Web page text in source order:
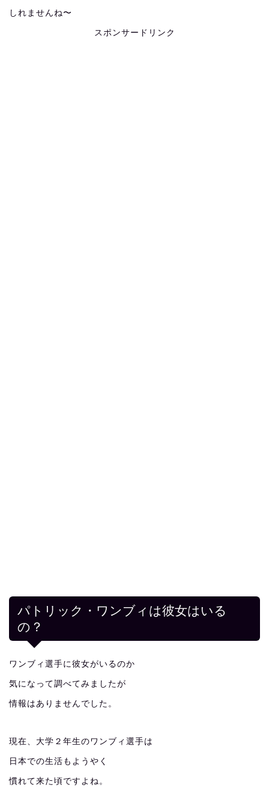
しれませんね〜
スポンサードリンク
パトリック・ワンブィは彼女はいる
の？
ワンブィ選手に彼女がいるのか
気になって調べてみましたが
情報はありませんでした。
現在、大学２年生のワンブィ選手は
日本での生活もようやく
慣れて来た頃ですよね。